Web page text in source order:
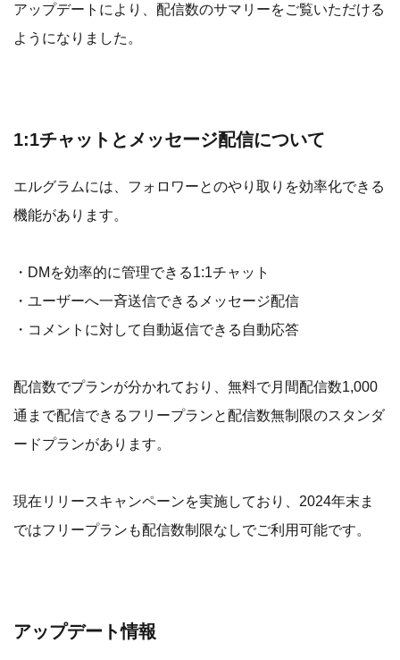
アップデートにより、配信数のサマリーをご覧いただける
ようになりました。
1:1チャットとメッセージ配信について
エルグラムには、フォロワーとのやり取りを効率化できる
機能があります。
・DMを効率的に管理できる1:1チャット
・ユーザーへ一斉送信できるメッセージ配信
・コメントに対して自動返信できる自動応答
配信数でプランが分かれており、無料で月間配信数1,000
通まで配信できるフリープランと配信数無制限のスタンダ
ードプランがあります。
現在リリースキャンペーンを実施しており、2024年末ま
ではフリープランも配信数制限なしでご利用可能です。
アップデート情報